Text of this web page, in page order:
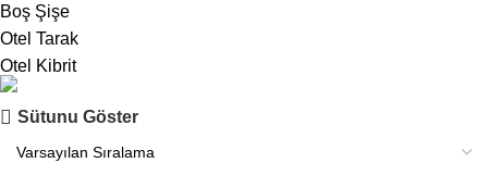
Boş Şişe
Otel Tarak
Otel Kibrit
Mağazamız
Sütunu Göster